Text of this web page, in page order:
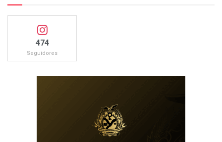
474
Seguidores